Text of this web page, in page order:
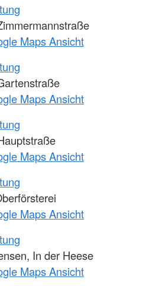
Maps Ansicht
Maps Ansicht
Maps Ansicht
Maps Ansicht
In der Heese
Maps Ansicht